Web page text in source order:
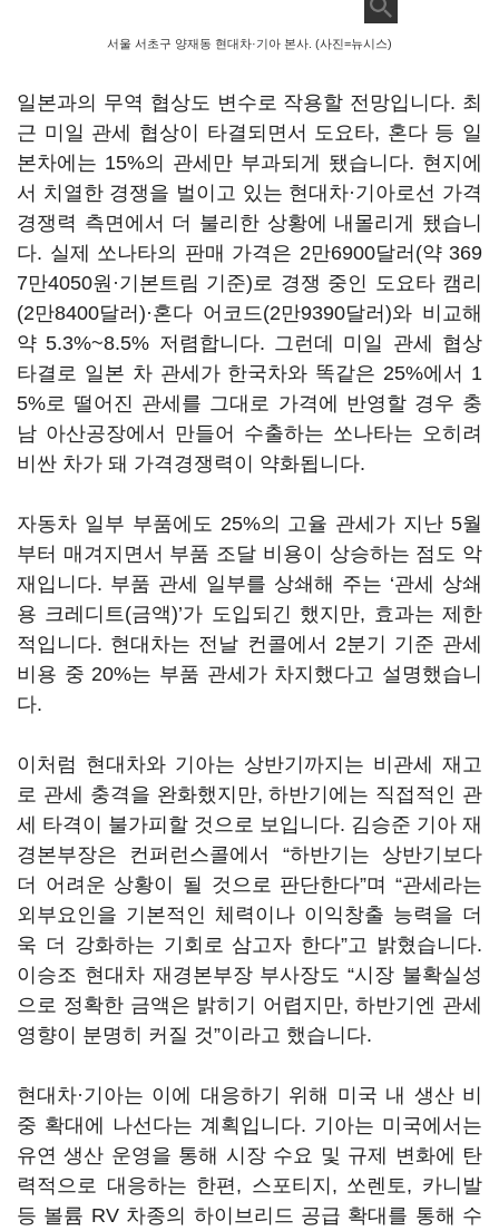
서울 서초구 양재동 현대차·기아 본사. (사진=뉴시스)
일본과의 무역 협상도 변수로 작용할 전망입니다. 최
근 미일 관세 협상이 타결되면서 도요타, 혼다 등 일
본차에는 15%의 관세만 부과되게 됐습니다. 현지에
서 치열한 경쟁을 벌이고 있는 현대차·기아로선 가격
경쟁력 측면에서 더 불리한 상황에 내몰리게 됐습니
다. 실제 쏘나타의 판매 가격은 2만6900달러(약 369
7만4050원·기본트림 기준)로 경쟁 중인 도요타 캠리
(2만8400달러)·혼다 어코드(2만9390달러)와 비교해
약 5.3%~8.5% 저렴합니다. 그런데 미일 관세 협상
타결로 일본 차 관세가 한국차와 똑같은 25%에서 1
5%로 떨어진 관세를 그대로 가격에 반영할 경우 충
남 아산공장에서 만들어 수출하는 쏘나타는 오히려
비싼 차가 돼 가격경쟁력이 약화됩니다.
자동차 일부 부품에도 25%의 고율 관세가 지난 5월
부터 매겨지면서 부품 조달 비용이 상승하는 점도 악
재입니다. 부품 관세 일부를 상쇄해 주는 ‘관세 상쇄
용 크레디트(금액)’가 도입되긴 했지만, 효과는 제한
적입니다. 현대차는 전날 컨콜에서 2분기 기준 관세
비용 중 20%는 부품 관세가 차지했다고 설명했습니
다.
이처럼 현대차와 기아는 상반기까지는 비관세 재고
로 관세 충격을 완화했지만, 하반기에는 직접적인 관
세 타격이 불가피할 것으로 보입니다. 김승준 기아 재
경본부장은 컨퍼런스콜에서 “하반기는 상반기보다
더 어려운 상황이 될 것으로 판단한다”며 “관세라는
외부요인을 기본적인 체력이나 이익창출 능력을 더
욱 더 강화하는 기회로 삼고자 한다”고 밝혔습니다.
이승조 현대차 재경본부장 부사장도 “시장 불확실성
으로 정확한 금액은 밝히기 어렵지만, 하반기엔 관세
영향이 분명히 커질 것”이라고 했습니다.
현대차·기아는 이에 대응하기 위해 미국 내 생산 비
중 확대에 나선다는 계획입니다. 기아는 미국에서는
유연 생산 운영을 통해 시장 수요 및 규제 변화에 탄
력적으로 대응하는 한편, 스포티지, 쏘렌토, 카니발
등 볼륨 RV 차종의 하이브리드 공급 확대를 통해 수